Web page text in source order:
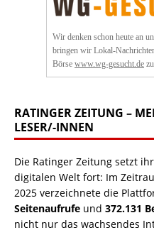
Wir denken schon heute an
bringen wir Lokal-
Börse www.wg-gesucht.de
RATINGER ZEITUNG –
LESER/-INNEN
Die Ratinger Zeitung setzt
digitalen Welt fort: Im
2025 verzeichnete die
Seitenaufrufe und 372.131
nicht nur das wachsendes